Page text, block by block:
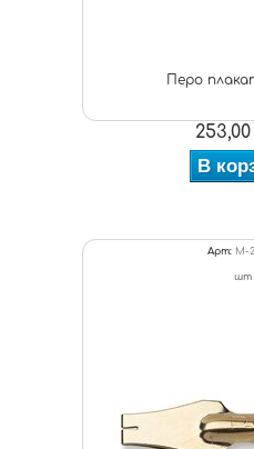
Перо
В
Арт: M-
шт